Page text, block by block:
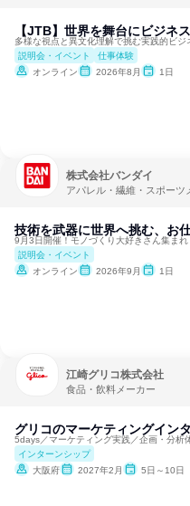
【JTB】世界を舞台にビジネ
多様な視点と異文化理解で挑む実践的ビジ
説明会・イベント
仕事体験
オンライン
2026年8月 1日
株式会社バンダイ
アパレル・繊維・スポー
技術を武器に世界へ挑む、お
9月3日開催！モノづくり大好きさん集まれ
説明会・イベント
オンライン
2026年9月 1日
江崎グリコ株式会社
食品・飲料メーカー
グリコのマーケティングイン
5days／マーケティング実践／企画・分析
インターンシップ
大阪府
2027年2月 5日～10日